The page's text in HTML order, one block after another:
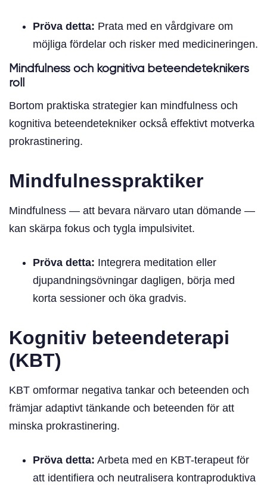
Pröva detta: Prata med en vårdgivare om
möjliga fördelar och risker med medicineringen.
Mindfulness och kognitiva beteendeteknikers
roll
Bortom praktiska strategier kan mindfulness och
kognitiva beteendetekniker också effektivt motverka
prokrastinering.
Mindfulnesspraktiker
Mindfulness — att bevara närvaro utan dömande —
kan skärpa fokus och tygla impulsivitet.
Pröva detta: Integrera meditation eller
djupandningsövningar dagligen, börja med
korta sessioner och öka gradvis.
Kognitiv beteendeterapi
(KBT)
KBT omformar negativa tankar och beteenden och
främjar adaptivt tänkande och beteenden för att
minska prokrastinering.
Pröva detta: Arbeta med en KBT-terapeut för
att identifiera och neutralisera kontraproduktiva